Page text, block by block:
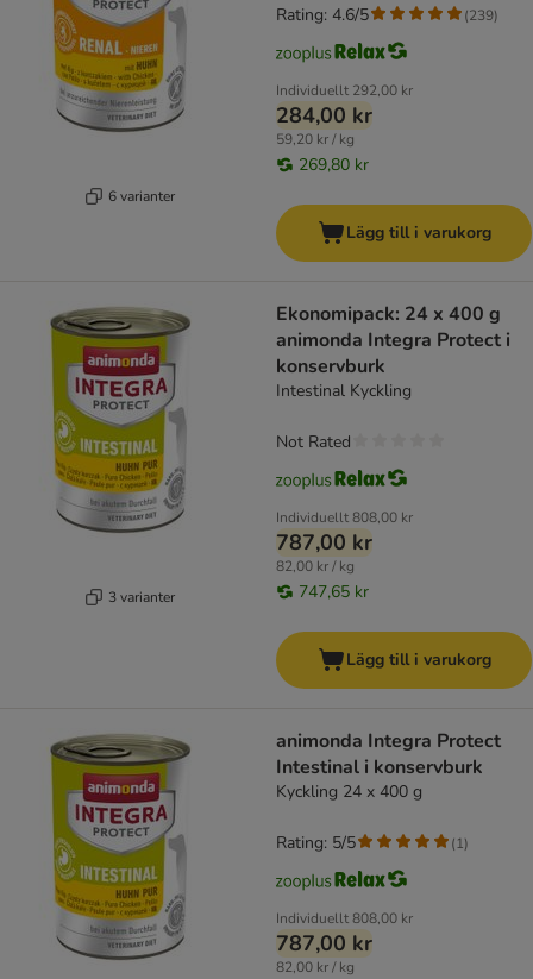
6 varianter
Individuellt 292,00 kr
284,00 kr
59,20 kr / kg
269,80 kr
Rating: 4.6/5 (239)
Lägg till i varukorg
3 varianter
Ekonomipack: 24 x 400 g
animonda Integra Protect i
konservburk
Intestinal Kyckling
Individuellt808,00 kr
787,00 kr
82,00 kr / kg
747,65 kr
Not Rated
Lägg till i varukorg
animonda Integra Protect
Intestinal i konservburk
Kyckling 24 x 400 g
Individuellt808,00 kr
787,00 kr
82,00 kr / kg
Rating: 5/5 (1)